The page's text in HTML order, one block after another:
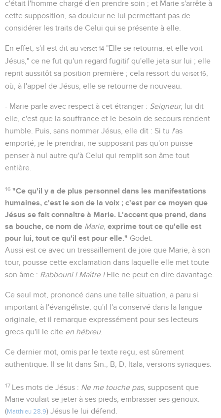
c'était l'homme chargé d'en prendre soin ; et Marie s'arrête à
cette supposition, sa douleur ne lui permettant pas de
considérer les traits de Celui qui se présente à elle.
En effet, s'il est dit au verset 14 "Elle se retourna, et elle voit
Jésus," ce ne fut qu'un regard fugitif qu'elle jeta sur lui ; elle
reprit aussitôt sa position première ; cela ressort du verset 16
où, à l'appel de Jésus, elle se retourne de nouveau.
- Marie parle avec respect à cet étranger : Seigneur, lui dit
elle, c'est que la souffrance et le besoin de secours rendent
humble. Puis, sans nommer Jésus, elle dit : Si tu l'as
emporté, je le prendrai, ne supposant pas qu'on puisse
penser à nul autre qu'à Celui qui remplit son âme tout
entière.
16 "Ce qu'il y a de plus personnel dans les manifestations
humaines, c'est le son de la voix ; c'est par ce moyen que
Jésus se fait connaître à Marie. L'accent que prend, dans
sa bouche, ce nom de Marie, exprime tout ce qu'elle est
pour lui, tout ce qu'il est pour elle." Godet.
Aussi est ce avec un tressaillement de joie que Marie, à son
tour, pousse cette exclamation dans laquelle elle met toute
son âme : Rabbouni ! Maître !Elle ne peut en dire davantage.
Ce seul mot, prononcé dans une telle situation, a paru si
important à l'évangéliste, qu'il l'a conservé dans la langue
originale, et il remarque expressément pour ses lecteurs
grecs qu'il le cite en hébreu.
Ce dernier mot, omis par le texte reçu, est sûrement
authentique. Il se lit dans Sin., B, D, Itala, versions syriaques.
17 Les mots de Jésus : Ne me touche pas, supposent que
Marie voulait se jeter à ses pieds, embrasser ses genoux.
(Matthieu 28.9) Jésus le lui défend.